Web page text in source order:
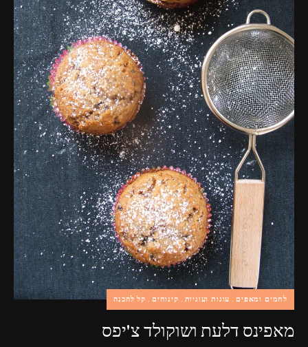
פרסומות,
מדיה
דיגיטלית
ועוד.
לחמים ומאפים עוגות ועוגיות קינוחים קל להכנה
מאפינס דלעת ושוקולד צ'יפס